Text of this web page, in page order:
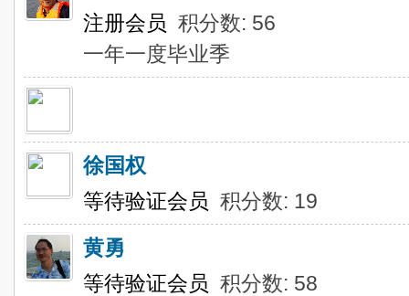
注册会员 积分数: 56
一年一度毕业季
徐国权
等待验证会员 积分数: 19
黄勇
等待验证会员 积分数: 58